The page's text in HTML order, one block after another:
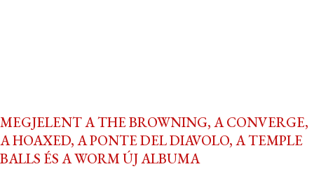
MEGJELENT A THE BROWNING, A CONVERGE,
A HOAXED, A PONTE DEL DIAVOLO, A TEMPLE
BALLS ÉS A WORM ÚJ ALBUMA